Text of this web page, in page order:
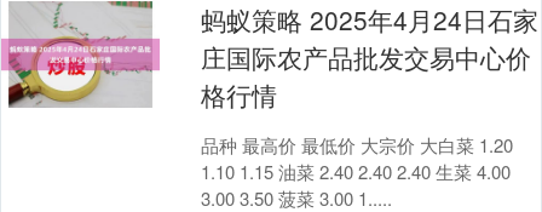
蚂蚁策略 2025年4月24日石家
庄国际农产品批发交易中心价
格行情
品种 最高价 最低价 大宗价 大白菜 1.20
1.10 1.15 油菜 2.40 2.40 2.40 生菜 4.00
3.00 3.50 菠菜 3.00 1.....